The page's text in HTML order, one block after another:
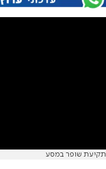
תקיעת שופר במסע